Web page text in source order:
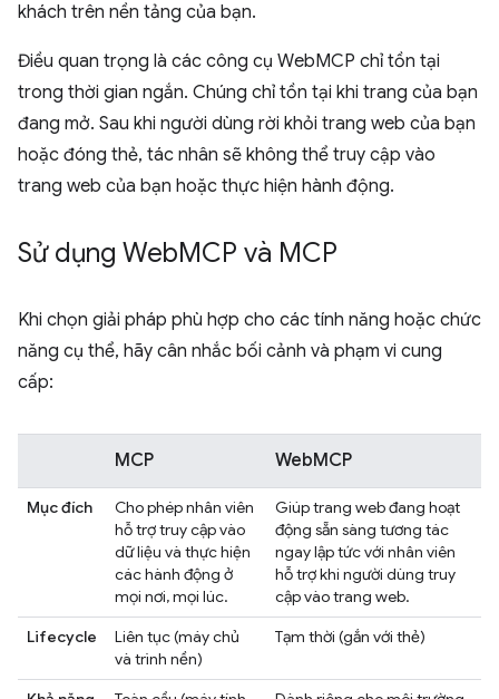
khách trên nền tảng của bạn.
Điều quan trọng là các công cụ WebMCP chỉ tồn tại
trong thời gian ngắn. Chúng chỉ tồn tại khi trang của bạn
đang mở. Sau khi người dùng rời khỏi trang web của bạn
hoặc đóng thẻ, tác nhân sẽ không thể truy cập vào
trang web của bạn hoặc thực hiện hành động.
Sử dụng WebMCP và MCP
Khi chọn giải pháp phù hợp cho các tính năng hoặc chức
năng cụ thể, hãy cân nhắc bối cảnh và phạm vi cung
cấp:
MCP WebMCP
Mục đích
Cho phép nhân viên
hỗ trợ truy cập vào
dữ liệu và thực hiện
các hành động ở
mọi nơi, mọi lúc.
Giúp trang web đang hoạt
động sẵn sàng tương tác
ngay lập tức với nhân viên
hỗ trợ khi người dùng truy
cập vào trang web.
Lifecycle
Liên tục (máy chủ
và trình nền)
Tạm thời (gắn với thẻ)